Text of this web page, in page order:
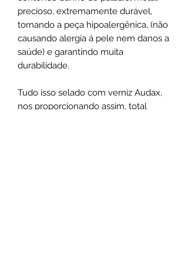
precioso, extremamente durável,
tornando a peça hipoalergênica, (não
causando alergia á pele nem danos a
saúde) e garantindo muita
durabilidade.
Tudo isso selado com verniz Audax,
nos proporcionando assim, total